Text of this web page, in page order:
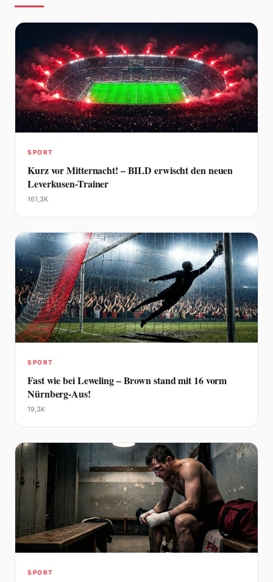
SPORT
Kurz vor Mitternacht! – BILD erwischt den neuen
Leverkusen-Trainer
161,3K
SPORT
Fast wie bei Leweling – Brown stand mit 16 vorm
Nürnberg-Aus!
19,3K
SPORT